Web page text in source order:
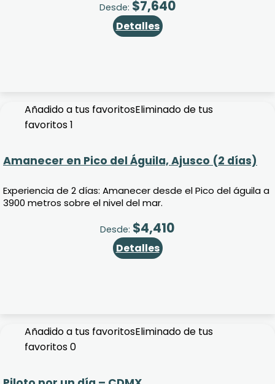
Desde: $7,640
Detalles
Añadido a tus favoritosEliminado de tus
favoritos1
Amanecer en Pico del Águila, Ajusco (2 días)
Experiencia de 2 días: Amanecer desde el Pico del águila a
3900 metros sobre el nivel del mar.
Desde: $4,410
Detalles
Añadido a tus favoritosEliminado de tus
favoritos0